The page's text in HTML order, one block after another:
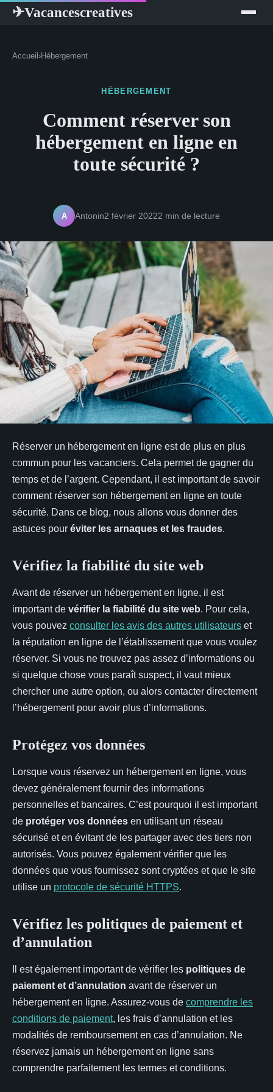
✈Vacancescreatives
Accueil ›Hébergement
HÉBERGEMENT
Comment réserver son
hébergement en ligne en
toute sécurité ?
A Antonin2 février 20222 min de lecture
Réserver un hébergement en ligne est de plus en plus
commun pour les vacanciers. Cela permet de gagner du
temps et de l’argent. Cependant, il est important de savoir
comment réserver son hébergement en ligne en toute
sécurité. Dans ce blog, nous allons vous donner des
astuces pour éviter les arnaques et les fraudes.
Vérifiez la fiabilité du site web
Avant de réserver un hébergement en ligne, il est
important de vérifier la fiabilité du site web. Pour cela,
vous pouvez consulter les avis des autres utilisateurs et
la réputation en ligne de l’établissement que vous voulez
réserver. Si vous ne trouvez pas assez d’informations ou
si quelque chose vous paraît suspect, il vaut mieux
chercher une autre option, ou alors contacter directement
l’hébergement pour avoir plus d’informations.
Protégez vos données
Lorsque vous réservez un hébergement en ligne, vous
devez généralement fournir des informations
personnelles et bancaires. C’est pourquoi il est important
de protéger vos données en utilisant un réseau
sécurisé et en évitant de les partager avec des tiers non
autorisés. Vous pouvez également vérifier que les
données que vous fournissez sont cryptées et que le site
utilise un protocole de sécurité HTTPS.
Vérifiez les politiques de paiement et
d’annulation
Il est également important de vérifier les politiques de
paiement et d’annulation avant de réserver un
hébergement en ligne. Assurez-vous de comprendre les
conditions de paiement, les frais d’annulation et les
modalités de remboursement en cas d’annulation. Ne
réservez jamais un hébergement en ligne sans
comprendre parfaitement les termes et conditions.